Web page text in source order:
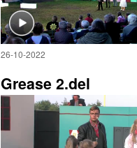
26-10-2022
Grease 2.del